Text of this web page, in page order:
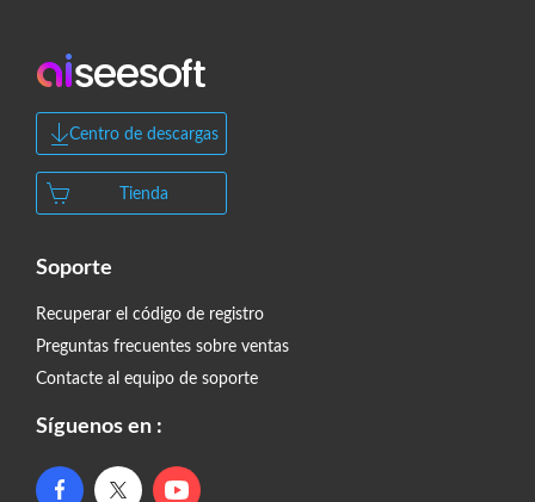
Centro de descargas
Tienda
Soporte
Recuperar el código de registro
Preguntas frecuentes sobre ventas
Contacte al equipo de soporte
Síguenos en :